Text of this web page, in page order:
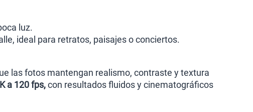
luz.
ideal para retratos, paisajes o conciertos.
las fotos mantengan realismo, contraste y textura
a 120 fps,con resultados fluidos y cinematográficos